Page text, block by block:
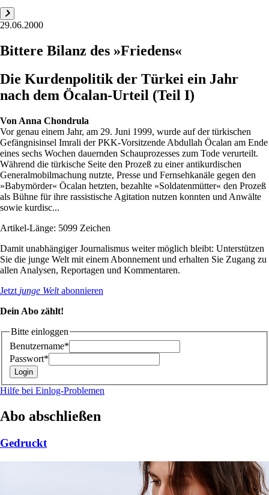
29.06.2000
Bittere Bilanz des »Friedens«
Die Kurdenpolitik der Türkei ein Jahr
nach dem Öcalan-Urteil (Teil I)
Von Anna Chondrula
Vor genau einem Jahr, am 29. Juni 1999, wurde auf der türkischen
Gefängnisinsel Imrali der PKK-Vorsitzende Abdullah Öcalan am Ende
eines sechs Wochen dauernden Schauprozesses zum Tode verurteilt.
Während die türkische Seite den Prozeß zu einer antikurdischen
Generalmobilmachung nutzte, Presse und Fernsehkanäle gegen den
»Babymörder« Öcalan hetzten, bezahlte »Soldatenmütter« den Prozeß
als Bühne für ihre rassistische Agitation nutzen konnten und Anwälte
sowie kurdisc...
Artikel-Länge: 5099 Zeichen
Damit unabhängiger Journalismus weiter möglich bleibt: Unterstützen
Sie die junge Welt mit einem Abonnement und erhalten Sie Zugang zu
allen Analysen, Reportagen und Kommentaren.
Jetzt junge Weltabonnieren
Dein Abo zählt!
Bitte einloggen
Benutzername*
Passwort*
Hilfe bei Einlog-Problemen
Abo abschließen
Gedruckt